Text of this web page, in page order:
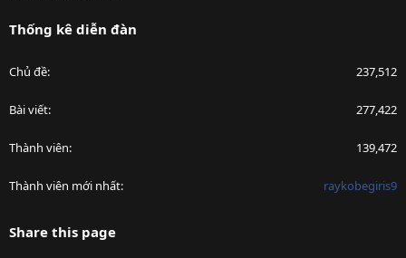
Thống kê diễn đàn
Chủ đề 237,512
Bài viết 277,422
Thành viên 139,472
Thành viên mới nhất raykobegiris9
Share this page